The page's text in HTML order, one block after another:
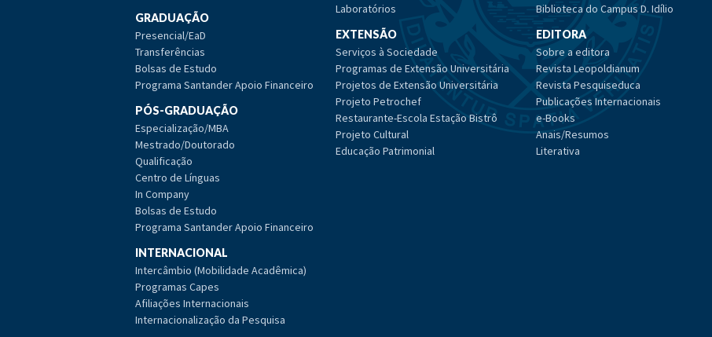
GRADUAÇÃO
Presencial/EaD
Transferências
Bolsas de Estudo
Programa Santander Apoio Financeiro
PÓS-GRADUAÇÃO
Especialização/MBA
Mestrado/Doutorado
Qualificação
Centro de Línguas
In Company
Bolsas de Estudo
Programa Santander Apoio Financeiro
Laboratórios
EXTENSÃO
Serviços à Sociedade
Programas de Extensão Universitária
Projetos de Extensão Universitária
Projeto Petrochef
Restaurante-Escola Estação Bistrô
Projeto Cultural
Educação Patrimonial
Biblioteca do Campus D. Idílio
EDITORA
Sobre a editora
Revista Leopoldianum
Revista Pesquiseduca
Publicações Internacionais
e-Books
Anais/Resumos
Literativa
INTERNACIONAL
Intercâmbio (Mobilidade Acadêmica)
Programas Capes
Afiliações Internacionais
Internacionalização da Pesquisa